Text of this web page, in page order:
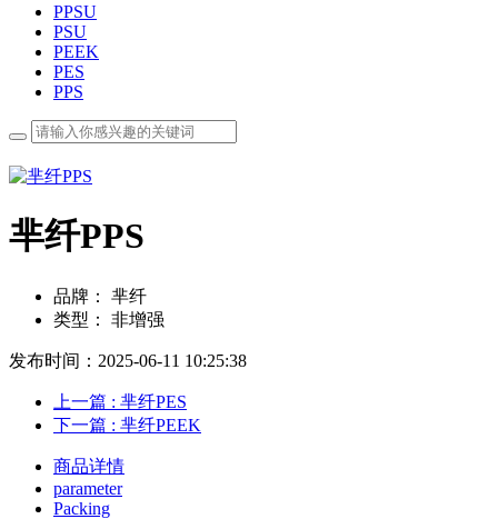
PPSU
PSU
PEEK
PES
PPS
芈纤PPS
品牌：
芈纤
类型：
非增强
发布时间：2025-06-11 10:25:38
上一篇 : 芈纤PES
下一篇 : 芈纤PEEK
商品详情
parameter
Packing